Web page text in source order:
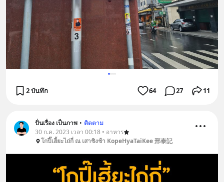
2 บันทึก 64 27 11
ปั่นเรื่อง เป็นภาพ • ติดตาม
30 ก.ค. 2023 เวลา 00:18 • อาหาร
โกปี๊เฮี้ยะไถ่กี่ ณ เสาชิงช้า KopeHyaTaiKee 邢泰記